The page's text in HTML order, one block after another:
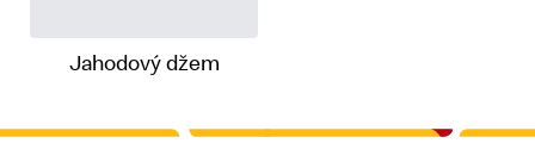
Jahodový džem